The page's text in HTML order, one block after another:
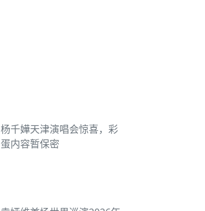
杨千嬅天津演唱会惊喜，彩
蛋内容暂保密